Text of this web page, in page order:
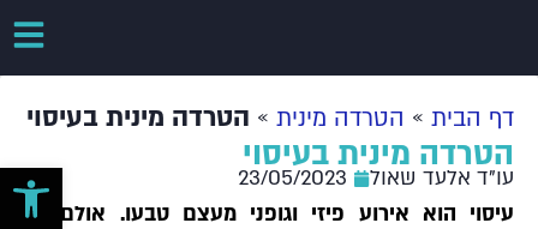
דף הבית » הטרדה מינית » הטרדה מינית בעיסוי
הטרדה מינית בעיסוי
עו"ד אלעד שאול
23/05/2023
עיסוי הוא אירוע פיזי וגופני מעצם טבעו. אולם גם
פתח